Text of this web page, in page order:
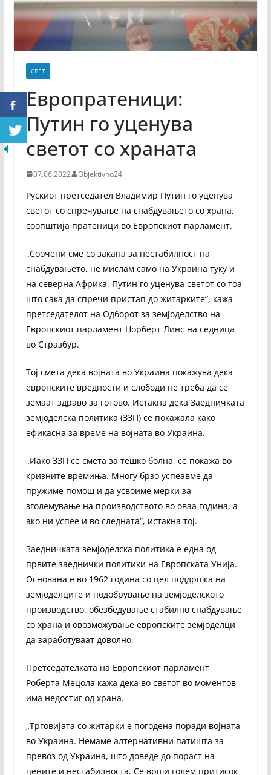
СВЕТ
Европратеници:
Путин го уценува
светот со храната
07.06.2022 Objektivno24
Рускиот претседател Владимир Путин го уценува
светот со спречување на снабдувањето со храна,
соопштија пратеници во Европскиот парламент.
„Соочени сме со закана за нестабилност на
снабдувањето, не мислам само на Украина туку и
на северна Африка. Путин го уценува светот со тоа
што сака да спречи пристап до житарките“, кажа
претседателот на Одборот за земјоделство на
Европскиот парламент Норберт Линс на седница
во Стразбур.
Тој смета дека војната во Украина покажува дека
европските вредности и слободи не треба да се
земаат здраво за готово. Истакна дека Заедничката
земјоделска политика (ЗЗП) се покажала како
ефикасна за време на војната во Украина.
„Иако ЗЗП се смета за тешко болна, се покажа во
кризните времиња. Многу брзо успеавме да
пружиме помош и да усвоиме мерки за
зголемување на производството во оваа година, а
ако ни успее и во следната“, истакна тој.
Заедничката земјоделска политика е една од
првите заеднички политики на Европската Унија.
Основана е во 1962 година со цел поддршка на
земјоделците и подобрување на земјоделското
производство, обезбедување стабилно снабдување
со храна и овозможување европските земјоделци
да заработуваат доволно.
Претседателката на Европскиот парламент
Роберта Мецола кажа дека во светот во моментов
има недостиг од храна.
„Трговијата со житарки е погодена поради војната
во Украина. Немаме алтернативни патишта за
превоз од Украина, што доведе до пораст на
цените и нестабилноста. Се врши голем притисок